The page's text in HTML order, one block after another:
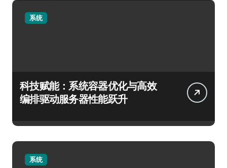
系统
科技赋能：系统容器优化与高效
编排驱动服务器性能跃升
系统